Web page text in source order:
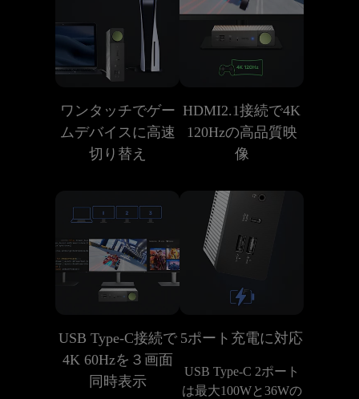
ワンタッチでゲー
ムデバイスに高速
切り替え
HDMI2.1接続で4K
120Hzの高品質映
像
USB Type-C接続で
4K 60Hzを３画面
同時表示
5ポート充電に対応
USB Type-C 2ポート
は最大100Wと36Wの